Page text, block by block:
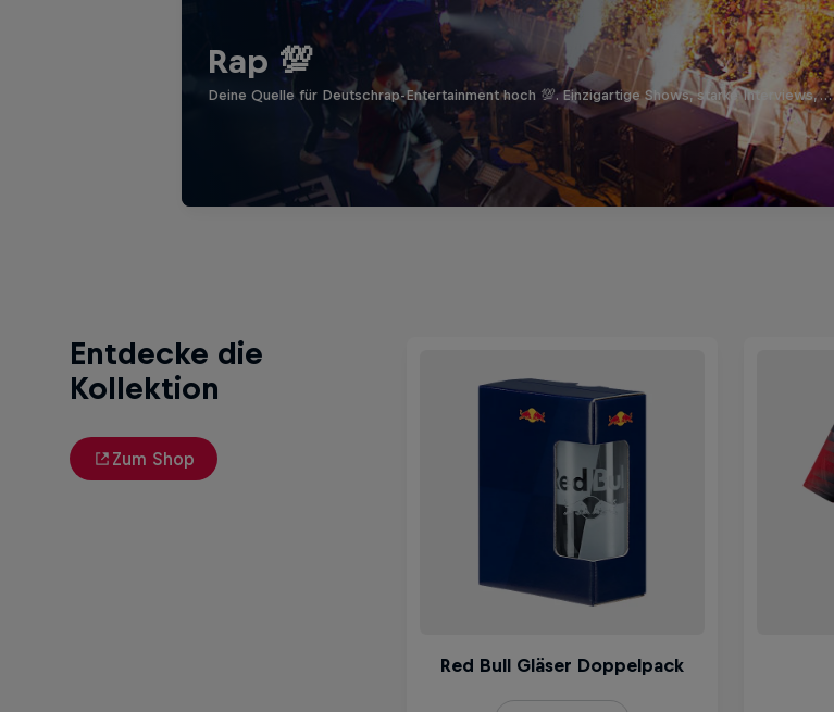
Rap 💯
Deine Quelle für Deutschrap-Entertainment hoch 💯. Einzigartige Shows, starke Interviews, …
Entdecke die
Kollektion
Zum Shop